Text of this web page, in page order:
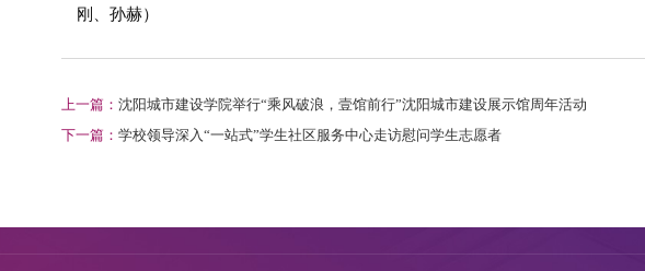
刚、孙赫）
上一篇： 沈阳城市建设学院举行“乘风破浪，壹馆前行”沈阳城市建设展示馆周年活动
下一篇： 学校领导深入“一站式”学生社区服务中心走访慰问学生志愿者